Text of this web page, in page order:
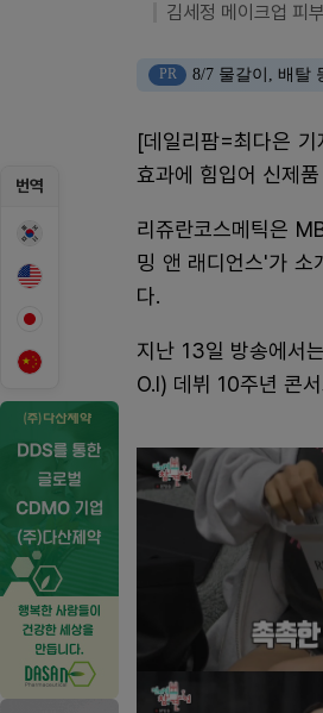
번역
김세정 메이크업 피
PR 8/7 물갈이, 배탈
[데일리팜=최다은
효과에 힘입어 신제
리쥬란코스메틱은
밍 앤 래디언스'가 소
다.
지난 13일 방송에서
O.I) 데뷔 10주년 콘